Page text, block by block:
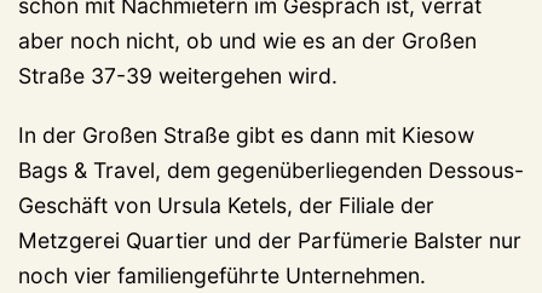
aber noch nicht, ob und wie es an der Großen
Straße 37-39 weitergehen wird.
In der Großen Straße gibt es dann mit Kiesow
Bags & Travel, dem gegenüberliegenden Dessous-
Geschäft von Ursula Ketels, der Filiale der
Metzgerei Quartier und der Parfümerie Balster nur
noch vier familiengeführte Unternehmen.